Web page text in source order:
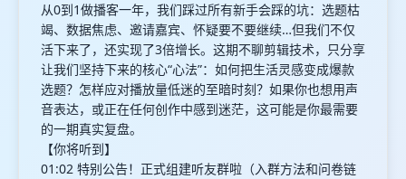
从0到1做播客一年，我们踩过所有新手会踩的坑：选题枯
竭、数据焦虑、邀请嘉宾、怀疑要不要继续…但我们不仅
活下来了，还实现了3倍增长。这期不聊剪辑技术，只分享
让我们坚持下来的核心“心法”：如何把生活灵感变成爆款
选题？怎样应对播放量低迷的至暗时刻？如果你也想用声
音表达，或正在任何创作中感到迷茫，这可能是你最需要
的一期真实复盘。
【你将听到】
01:02 特别公告！正式组建听友群啦（入群方法和问卷链